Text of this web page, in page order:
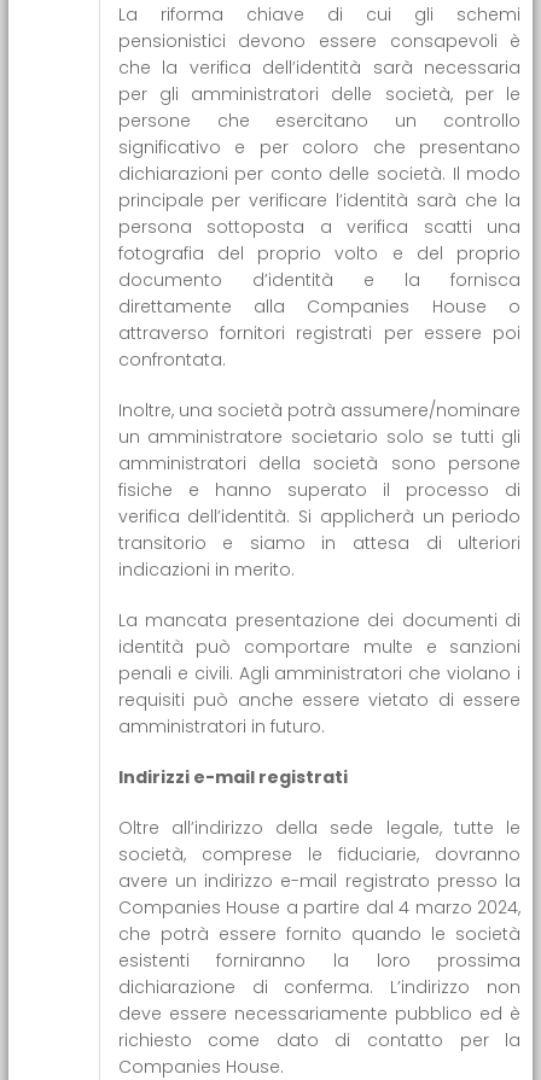
La riforma chiave di cui gli schemi
pensionistici devono essere consapevoli è
che la verifica dell’identità sarà necessaria
per gli amministratori delle società, per le
persone che esercitano un controllo
significativo e per coloro che presentano
dichiarazioni per conto delle società. Il modo
principale per verificare l’identità sarà che la
persona sottoposta a verifica scatti una
fotografia del proprio volto e del proprio
documento d’identità e la fornisca
direttamente alla Companies House o
attraverso fornitori registrati per essere poi
confrontata.
Inoltre, una società potrà assumere/nominare
un amministratore societario solo se tutti gli
amministratori della società sono persone
fisiche e hanno superato il processo di
verifica dell’identità. Si applicherà un periodo
transitorio e siamo in attesa di ulteriori
indicazioni in merito.
La mancata presentazione dei documenti di
identità può comportare multe e sanzioni
penali e civili. Agli amministratori che violano i
requisiti può anche essere vietato di essere
amministratori in futuro.
Indirizzi e-mail registrati
Oltre all’indirizzo della sede legale, tutte le
società, comprese le fiduciarie, dovranno
avere un indirizzo e-mail registrato presso la
Companies House a partire dal 4 marzo 2024,
che potrà essere fornito quando le società
esistenti forniranno la loro prossima
dichiarazione di conferma. L’indirizzo non
deve essere necessariamente pubblico ed è
richiesto come dato di contatto per la
Companies House.